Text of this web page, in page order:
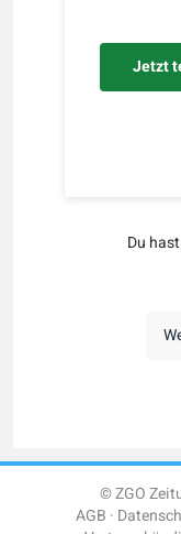
Jetzt
Du
© ZGO
AGB